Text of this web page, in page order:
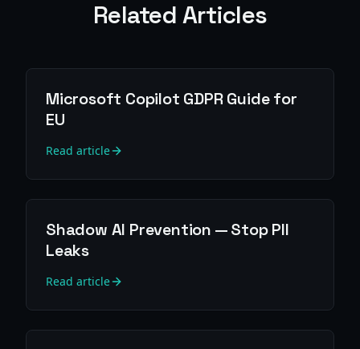
Related Articles
Microsoft Copilot GDPR Guide for
EU
Read article
Shadow AI Prevention — Stop PII
Leaks
Read article